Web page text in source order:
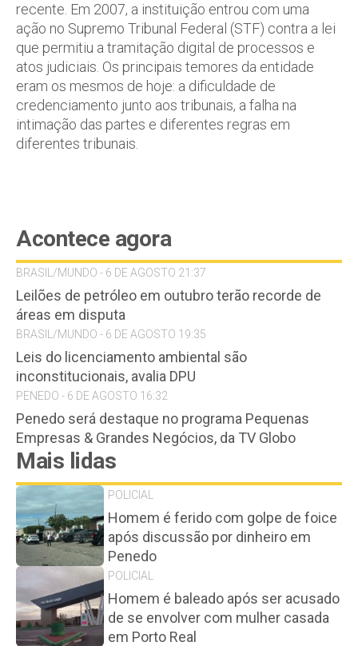
recente. Em 2007, a instituição entrou com uma
ação no Supremo Tribunal Federal (STF) contra a lei
que permitiu a tramitação digital de processos e
atos judiciais. Os principais temores da entidade
eram os mesmos de hoje: a dificuldade de
credenciamento junto aos tribunais, a falha na
intimação das partes e diferentes regras em
diferentes tribunais.
Acontece agora
BRASIL/MUNDO - 6 DE AGOSTO 21:37
Leilões de petróleo em outubro terão recorde de
áreas em disputa
BRASIL/MUNDO - 6 DE AGOSTO 19:35
Leis do licenciamento ambiental são
inconstitucionais, avalia DPU
PENEDO - 6 DE AGOSTO 16:32
Penedo será destaque no programa Pequenas
Empresas & Grandes Negócios, da TV Globo
Mais lidas
POLICIAL
Homem é ferido com golpe de foice
após discussão por dinheiro em
Penedo
POLICIAL
Homem é baleado após ser acusado
de se envolver com mulher casada
em Porto Real